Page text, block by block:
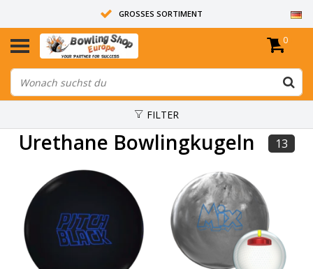
GROSSES SORTIMENT
14 TAGE RÜCKGABERECHT
ALLE BOWLINGKUGELN SIND UNGEBOHRT
0
FILTER
Urethane Bowlingkugeln 13